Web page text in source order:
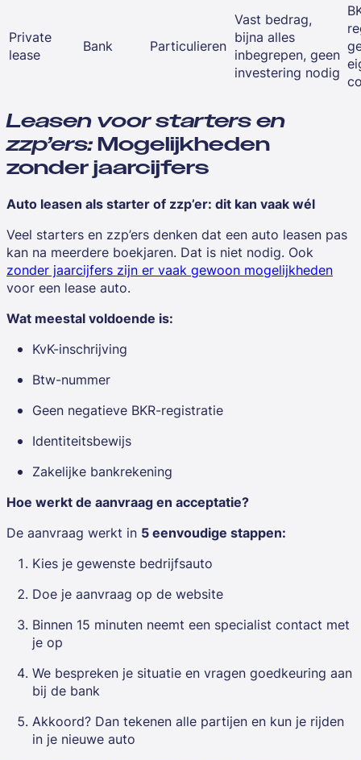
Private
lease
Bank Particulieren
Vast bedrag,
bijna alles
inbegrepen, geen
investering nodig
Leasen voor starters en
zzp’ers: Mogelijkheden
zonder jaarcijfers
Auto leasen als starter of zzp’er: dit kan vaak wél
Veel starters en zzp’ers denken dat een auto leasen pas
kan na meerdere boekjaren. Dat is niet nodig. Ook
zonder jaarcijfers zijn er vaak gewoon mogelijkheden
voor een lease auto.
Wat meestal voldoende is:
KvK-inschrijving
Btw-nummer
Geen negatieve BKR-registratie
Identiteitsbewijs
Zakelijke bankrekening
Hoe werkt de aanvraag en acceptatie?
De aanvraag werkt in 5 eenvoudige stappen:
Kies je gewenste bedrijfsauto
Doe je aanvraag op de website
Binnen 15 minuten neemt een specialist contact met
je op
We bespreken je situatie en vragen goedkeuring aan
bij de bank
Akkoord? Dan tekenen alle partijen en kun je rijden
in je nieuwe auto